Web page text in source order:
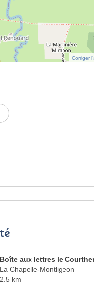
Corriger
Boîte aux lettres le
La Chapelle-Montligeon
2.5 km